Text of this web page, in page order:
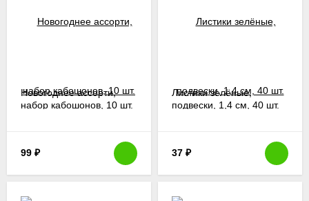
Новогоднее ассорти,
набор кабошонов, 10 шт.
99 ₽
Листики зелёные,
подвески, 1,4 см, 40 шт.
37 ₽